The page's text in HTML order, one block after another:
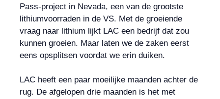
Pass-project in Nevada, een van de grootste
lithiumvoorraden in de VS. Met de groeiende
vraag naar lithium lijkt LAC een bedrijf dat zou
kunnen groeien. Maar laten we de zaken eerst
eens opsplitsen voordat we erin duiken.
LAC heeft een paar moeilijke maanden achter de
rug. De afgelopen drie maanden is het met